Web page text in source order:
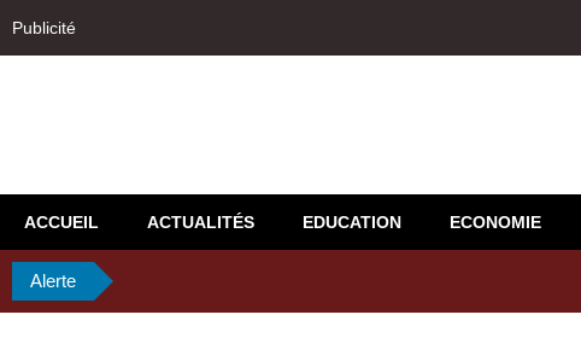
Publicité
ACCUEIL ACTUALITÉS EDUCATION ECONOMIE
Alerte